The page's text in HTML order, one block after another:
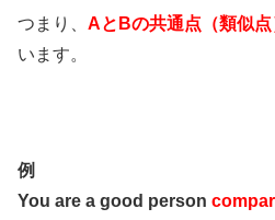
つまり、 AとBの共通点（類似
います。
例
You are a good person